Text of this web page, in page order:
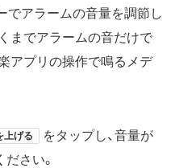
でアラームの音量を調節し
までアラームの音だけで
アプリの操作で鳴るメデ
上げる
をタップし、音量が
さい。